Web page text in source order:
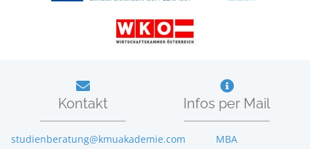
Kontakt
studienberatung@kmuakademie.com
Infos per Mail
MBA